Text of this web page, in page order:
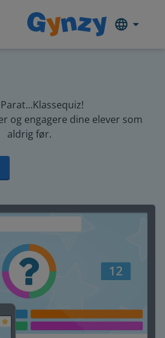
og engagere dine elever som
aldrig før.